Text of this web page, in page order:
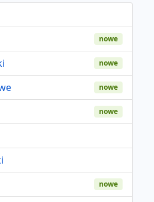
nowe
nowe
nowe
nowe
nowe